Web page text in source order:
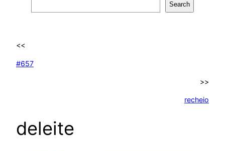
Search
<<
#657
>>
recheio
deleite